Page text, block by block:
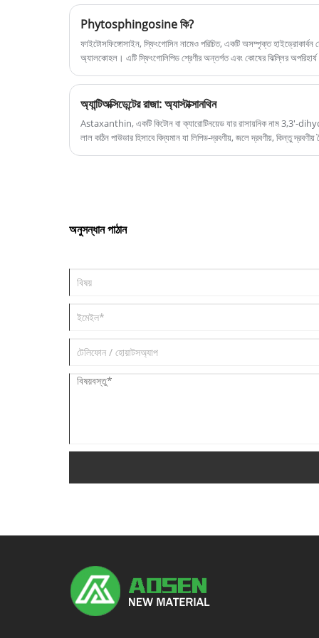
মানের এবং সস্তা দামে Dioctyl এডিপেট প্রদান করে,
একটি অপরিহার্য প্লাস্টিকাইজার হিসাবে, DOA প্লাস্টিক
আমাদের সাথে যোগাযোগ করুন!
Phytosphingosine কি?
ফাইটোসফিঙ্গোসাইন, স্ফিংগোসিন নামেও পরিচিত, একটি অসম্পৃক্ত হাইড্রোকার্বন
অ্যালকোহল। এটি স্ফিংগোলিপিড শ্রেণীর অন্তর্গত এবং কোষের ঝিল্লির
অ্যান্টিঅক্সিডেন্টের রাজা: অ্যাস্টাক্সানথিন
Astaxanthin, একটি কিটোন বা ক্যারোটিনয়েড যার রাসায়নিক নাম 3,3′-
লাল কঠিন পাউডার হিসাবে বিদ্যমান যা লিপিড-দ্রবণীয়, জলে দ্রবণীয়, কিন্তু
অনুসন্ধান পাঠান